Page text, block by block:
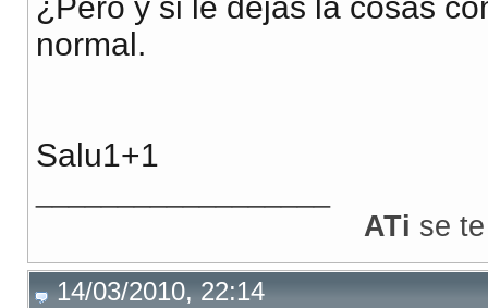
¿Pero y si le dejas la cosas
normal.
Salu1+1
ATi se
14/03/2010, 22:14